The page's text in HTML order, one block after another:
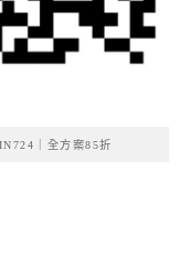
｜全方案85折